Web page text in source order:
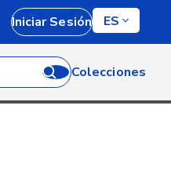
Iniciar Sesión ES
Colecciones